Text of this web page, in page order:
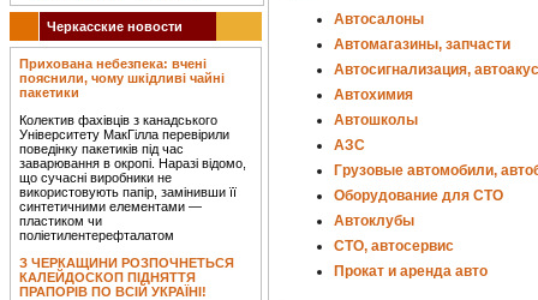
Черкасские новости
Прихована небезпека: вчені
пояснили, чому шкідливі чайні
пакетики
Колектив фахівців з канадського
Університету МакГілла перевірили
поведінку пакетиків під час
заварювання в окропі. Наразі відомо,
що сучасні виробники не
використовують папір, замінивши її
синтетичними елементами —
пластиком чи
поліетилентерефталатом
З ЧЕРКАЩИНИ РОЗПОЧНЕТЬСЯ
КАЛЕЙДОСКОП ПІДНЯТТЯ
ПРАПОРІВ ПО ВСІЙ УКРАЇНІ!
Автосалоны
Автомагазины, запчасти
Автосигнализация,
Автохимия
Автошколы
АЗС
Грузовые автомобили,
Оборудование для СТО
Автоклубы
СТО, автосервис
Прокат и аренда авто